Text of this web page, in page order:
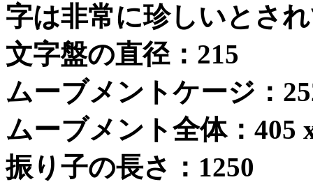
字は非常に珍しいとさ
文字盤の直径： 215
ムーブメントケージ：
ムーブメント全体： 405
振り子の長さ： 1250